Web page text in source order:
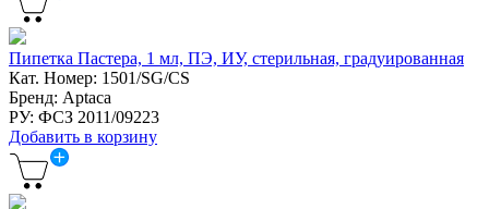
Пипетка Пастера, 1 мл, ПЭ, ИУ, стерильная, градуированная
Кат. Номер: 1501/SG/CS
Бренд: Aptaca
РУ: ФСЗ 2011/09223
Добавить в корзину